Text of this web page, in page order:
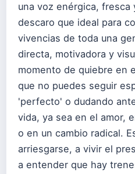
una voz enérgica, fresca
descaro que ideal para
vivencias de toda una
directa, motivadora y
momento de quiebre en
que no puedes seguir
'perfecto' o dudando
vida, ya sea en el amor,
o en un cambio radical.
arriesgarse, a vivir el
a entender que hay